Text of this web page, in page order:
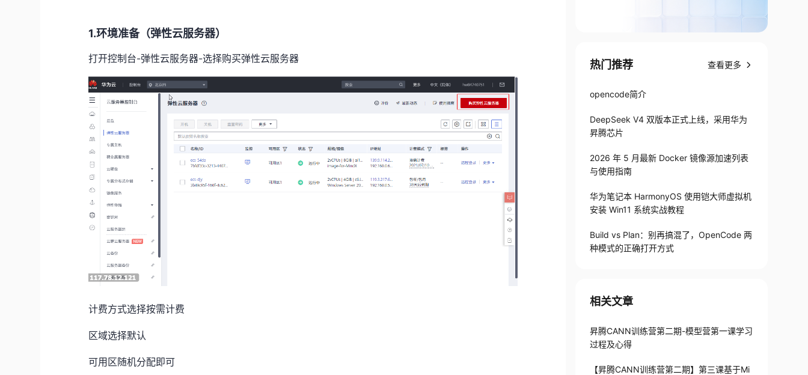
1.环境准备（弹性云服务器）
打开控制台-弹性云服务器-选择购买弹性云服务器
计费方式选择按需计费
区域选择默认
可用区随机分配即可
热门推荐 查看更多
opencode简介
DeepSeek V4 双版本正式上线，采用华为
昇腾芯片
2026 年 5 月最新 Docker 镜像源加速列表
与使用指南
华为笔记本 HarmonyOS 使用铠大师虚拟机
安装 Win11 系统实战教程
Build vs Plan：别再搞混了，OpenCode 两
种模式的正确打开方式
相关文章
昇腾CANN训练营第二期-模型营第一课学习
过程及心得
【昇腾CANN训练营第二期】第三课基于Mi